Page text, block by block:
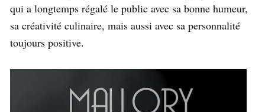
qui a longtemps régalé le public avec sa bonne humeur,
sa créativité culinaire, mais aussi avec sa personnalité
toujours positive.